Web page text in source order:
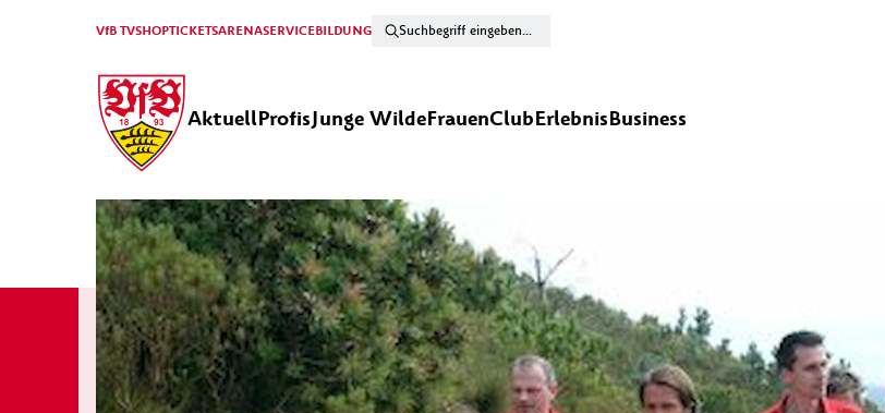
VfB TVSHOPTICKETSARENASERVICEBILDUNG
AktuellProfisJunge WildeFrauenClubErlebnisBusiness